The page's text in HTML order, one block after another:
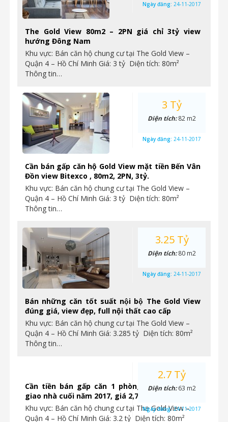
The Gold View 80m2 – 2PN giá chỉ 3tỷ view
hướng Đông Nam
Khu vực: Bán căn hộ chung cư tại The Gold View –
Quận 4 – Hồ Chí Minh Giá: 3 tỷ Diện tích: 80m²
Thông tin…
Ngày đăng: 24-11-2017
Cần bán gấp căn hộ Gold View mặt tiền Bến Vân
Đồn view Bitexco , 80m2, 2PN, 3tỷ.
Khu vực: Bán căn hộ chung cư tại The Gold View –
Quận 4 – Hồ Chí Minh Giá: 3 tỷ Diện tích: 80m²
Thông tin…
3 Tỷ
Diện tích:82 m2
Ngày đăng: 24-11-2017
Bán những căn tốt suất nội bộ The Gold View
đúng giá, view đẹp, full nội thất cao cấp
Khu vực: Bán căn hộ chung cư tại The Gold View –
Quận 4 – Hồ Chí Minh Giá: 3.285 tỷ Diện tích: 80m²
Thông tin…
3.25 Tỷ
Diện tích:80 m2
Ngày đăng: 24-11-2017
Cần tiền bán gấp căn 1 phòng ngủ Gold View
giao nhà cuối năm 2017, giá 2,7 tỷ. Ngay Quận 4
Khu vực: Bán căn hộ chung cư tại The Gold View –
Quận 4 – Hồ Chí Minh Giá: 3.2 tỷ Diện tích: 80m²
2.7 Tỷ
Diện tích:63 m2
Ngày đăng:24-11-2017